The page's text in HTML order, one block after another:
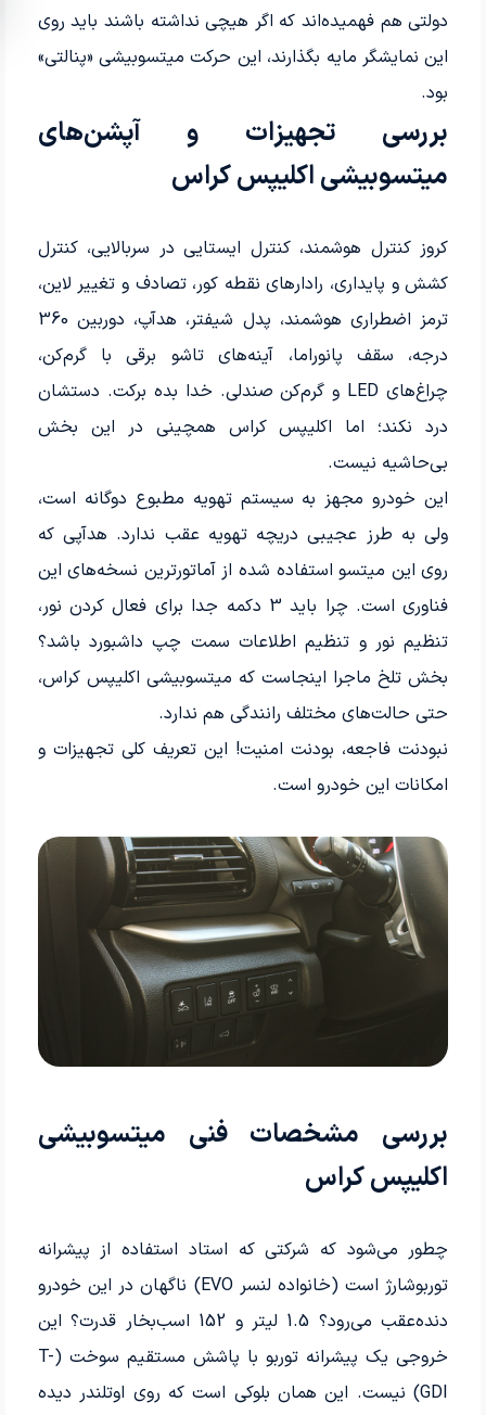
دولتی هم فهمیده‌اند که اگر هیچی نداشته باشند باید روی
این نمایشگر مایه بگذارند، این حرکت میتسوبیشی «پنالتی»
بود.
بررسی تجهیزات و آپشن‌های
میتسوبیشی اکلیپس کراس
کروز کنترل هوشمند، کنترل ایستایی در سربالایی، کنترل
کشش و پایداری، رادارهای نقطه کور، تصادف و تغییر لاین،
ترمز اضطراری هوشمند، پدل شیفتر، هدآپ، دوربین 360
درجه، سقف پانوراما، آینه‌های تاشو برقی با گرم‌کن،
چراغ‌های LED و گرم‌کن صندلی. خدا بده برکت. دستشان
درد نکند؛ اما اکلیپس کراس همچینی در این بخش
بی‌حاشیه نیست.
این خودرو مجهز به سیستم تهویه مطبوع دوگانه است،
ولی به طرز عجیبی دریچه تهویه عقب ندارد. هدآپی که
روی این میتسو استفاده شده از آماتورترین نسخه‌های این
فناوری است. چرا باید 3 دکمه جدا برای فعال کردن نور،
تنظیم نور و تنظیم اطلاعات سمت چپ داشبورد باشد؟
بخش تلخ ماجرا اینجاست که میتسوبیشی اکلیپس کراس،
حتی حالت‌های مختلف رانندگی هم ندارد.
نبودنت فاجعه، بودنت امنیت! این تعریف کلی تجهیزات و
امکانات این خودرو است.
بررسی مشخصات فنی میتسوبیشی
اکلیپس کراس
چطور می‌شود که شرکتی که استاد استفاده از پیشرانه
توربوشارژ است (خانواده لنسر EVO) ناگهان در این خودرو
دنده‌عقب می‌رود؟ 1.5 لیتر و 152 اسب‌بخار قدرت؟ این
خروجی یک پیشرانه توربو با پاشش مستقیم سوخت (T-
GDI) نیست. این همان بلوکی است که روی اوتلندر دیده